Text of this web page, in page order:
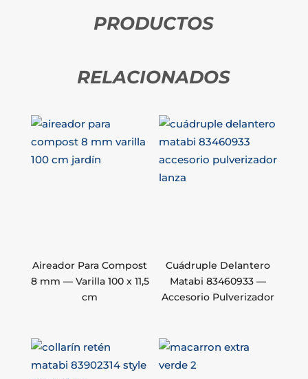
PRODUCTOS
RELACIONADOS
Aireador Para Compost
8 mm — Varilla 100 x 11,5
cm
Cuádruple Delantero
Matabi 83460933 —
Accesorio Pulverizador